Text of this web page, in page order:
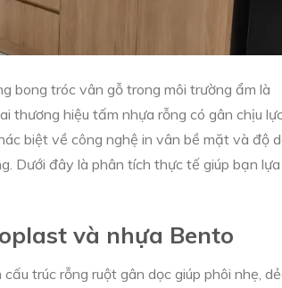
bong tróc vân gỗ trong môi trường ẩm là
thương hiệu tấm nhựa rỗng có gân chịu
biệt về công nghệ in vân bề mặt và độ
Dưới đây là phân tích thực tế giúp bạn lựa
và nhựa Bento
trúc rỗng ruột gân dọc giúp phôi nhẹ,